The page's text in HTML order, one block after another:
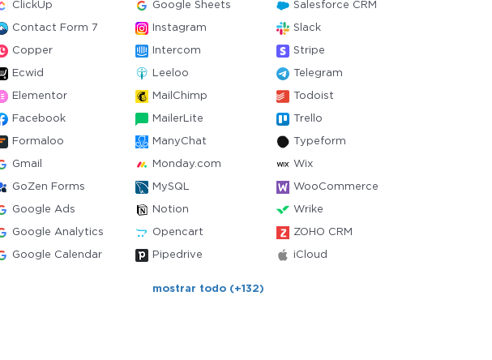
ClickUp Google Sheets Salesforce CRM
Contact Form 7 Instagram Slack
Copper Intercom Stripe
Ecwid Leeloo Telegram
Elementor MailChimp Todoist
Facebook MailerLite Trello
Formaloo ManyChat Typeform
Gmail Monday.com Wix
GoZen Forms MySQL WooCommerce
Google Ads Notion Wrike
Google Analytics Opencart ZOHO CRM
Google Calendar Pipedrive iCloud
mostrar todo (+132)